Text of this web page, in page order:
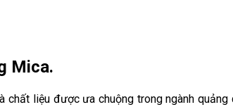
Mica.
liệu được ưa chuộng trong ngành quảng